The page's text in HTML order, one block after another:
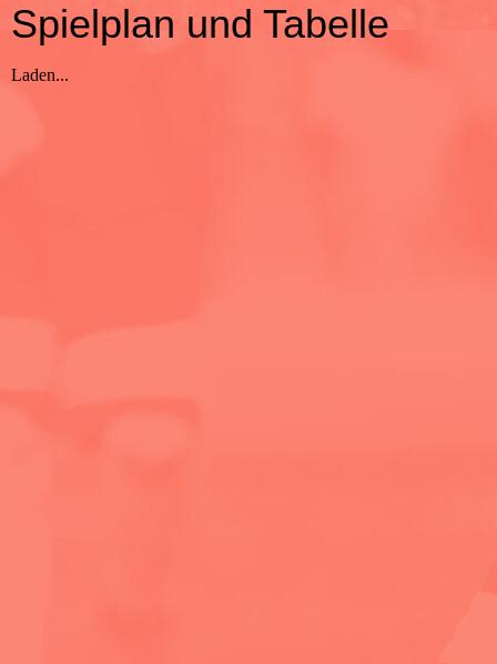
Spielplan und Tabelle